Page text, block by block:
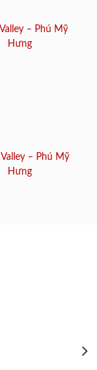
– Phú Mỹ
Hưng
– Phú Mỹ
Hưng